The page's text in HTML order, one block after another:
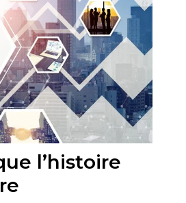
l’histoire